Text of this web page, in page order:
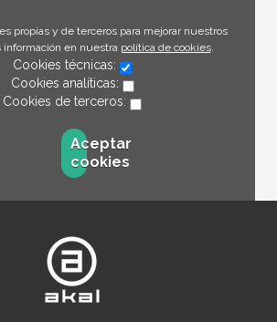
propias y de terceros para mejorar nuestros
información en nuestra política de cookies.
Cookies técnicas:
Cookies analíticas:
Cookies de terceros:
Aceptar
cookies